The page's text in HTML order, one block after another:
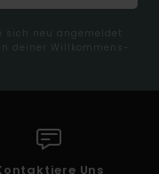
sich neu angemeldet
deiner Willkommens-
Uns